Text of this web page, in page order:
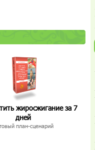
жиросжигание за 7
дней
план-сценарий